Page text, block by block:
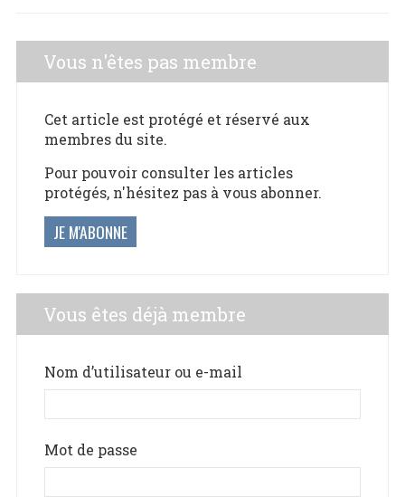
Vous n'êtes pas membre
Cet article est protégé et réservé aux
membres du site.
Pour pouvoir consulter les articles
protégés, n'hésitez pas à vous abonner.
JE M'ABONNE
Vous êtes déjà membre
Nom d’utilisateur ou e-mail
Mot de passe